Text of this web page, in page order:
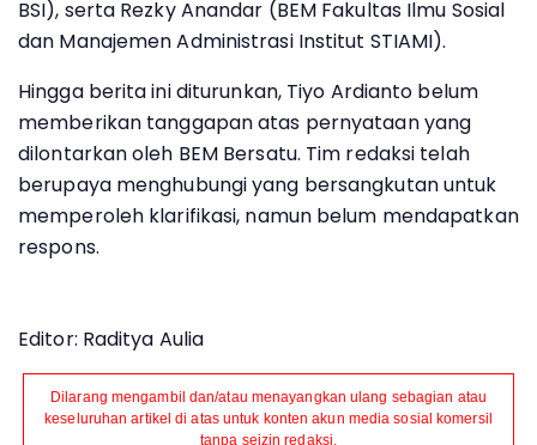
BSI), serta Rezky Anandar (BEM Fakultas Ilmu Sosial
dan Manajemen Administrasi Institut STIAMI).
Hingga berita ini diturunkan, Tiyo Ardianto belum
memberikan tanggapan atas pernyataan yang
dilontarkan oleh BEM Bersatu. Tim redaksi telah
berupaya menghubungi yang bersangkutan untuk
memperoleh klarifikasi, namun belum mendapatkan
respons.
Editor: Raditya Aulia
Dilarang mengambil dan/atau menayangkan ulang sebagian atau
keseluruhan artikel di atas untuk konten akun media sosial komersil
tanpa seizin redaksi.